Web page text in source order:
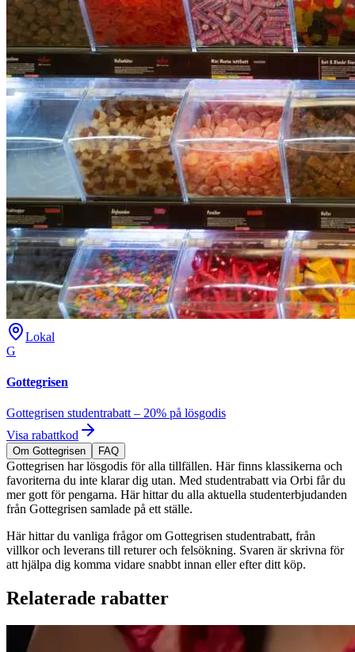
Lokal
G
Gottegrisen
Gottegrisen studentrabatt – 20% på lösgodis
Visa rabattkod
Om Gottegrisen FAQ
Gottegrisen har lösgodis för alla tillfällen. Här finns klassikerna och
favoriterna du inte klarar dig utan. Med studentrabatt via Orbi får du
mer gott för pengarna. Här hittar du alla aktuella studenterbjudanden
från Gottegrisen samlade på ett ställe.
Här hittar du vanliga frågor om Gottegrisen studentrabatt, från
villkor och leverans till returer och felsökning. Svaren är skrivna för
att hjälpa dig komma vidare snabbt innan eller efter ditt köp.
Relaterade rabatter